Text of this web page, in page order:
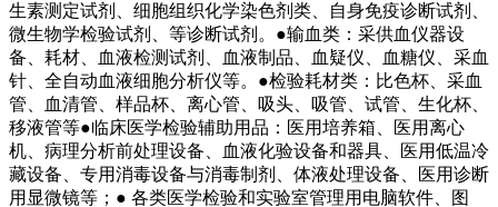
生素测定试剂、细胞组织化学染色剂类、自身免疫诊断试剂、
微生物学检验试剂、等诊断试剂。●输血类：采供血仪器设
备、耗材、血液检测试剂、血液制品、血疑仪、血糖仪、采血
针、全自动血液细胞分析仪等。●检验耗材类：比色杯、采血
管、血清管、样品杯、离心管、吸头、吸管、试管、生化杯、
移液管等●临床医学检验辅助用品：医用培养箱、医用离心
机、病理分析前处理设备、血液化验设备和器具、医用低温冷
藏设备、专用消毒设备与消毒制剂、体液处理设备、医用诊断
用显微镜等；● 各类医学检验和实验室管理用电脑软件、图